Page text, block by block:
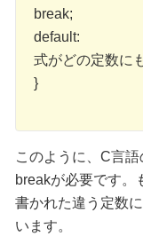
break;
default:
式がどの定数に
}
このように、C言
breakが必要です。
書かれた違う定数
います。